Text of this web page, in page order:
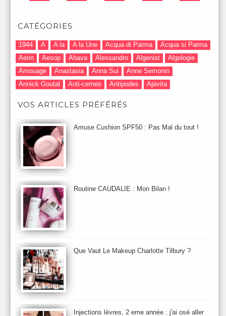
CATÉGORIES
1944 A A la A la Une Acqua di Parma
Acqua si Parma
Aerin
Aesop Ahava Alessandro Algenist
Algologie
Amouage
Anastasia Anna Sui
Anne Semonin
Annick Goutal
Anti-cernes Antipodes
Apivita
Aurelia London
Aurelia Probiotic
AUTOMNE 2012
Automne 2013
Baija
Bain
BB et CC Crème
Beauty Relooking
Bio Mécanique du Vieillissement
Bioderma
Bioeffect
Biolage
Biotherm
Botanicals
Botimyst
Burberry
By Terry
chantecaille
Christophe Robin
CK Clarins Clarisonic
Cle de Peau
Clean Skin care
collection maquillage printemps 2011
Collections Maquillage ETE 2011
Crème & Sérum
VOS ARTICLES PRÉFÉRÉS
Amuse Cushion SPF50 : Pas Mal du tout !
Routine CAUDALIE : Mon Bilan !
Que Vaut Le Makeup Charlotte Tilbury ?
Injections lèvres, 2 eme année : j'ai osé aller